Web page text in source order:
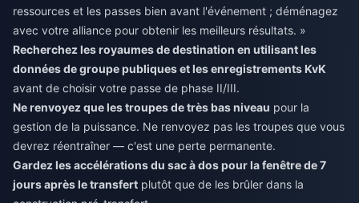
ressources et les passes bien avant l'événement ; déménagez
avec votre alliance pour obtenir les meilleurs résultats. »
Recherchez les royaumes de destination en utilisant les
données de groupe publiques et les enregistrements KvK
avant de choisir votre passe de phase II/III.
Ne renvoyez que les troupes de très bas niveau pour la
gestion de la puissance. Ne renvoyez pas les troupes que vous
devrez réentraîner — c'est une perte permanente.
Gardez les accélérations du sac à dos pour la fenêtre de 7
jours après le transfert plutôt que de les brûler dans la